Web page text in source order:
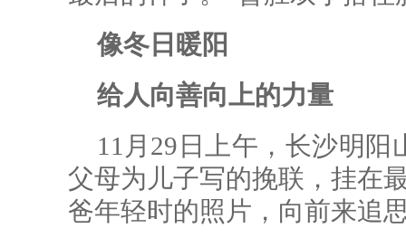
像冬日暖阳
给人向善向上的力量
11月29日上午，长沙明
父母为儿子写的挽联，挂在
爸年轻时的照片，向前来追